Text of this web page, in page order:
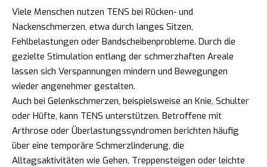
Viele Menschen nutzen TENS bei Rücken- und
Nackenschmerzen, etwa durch langes Sitzen,
Fehlbelastungen oder Bandscheibenprobleme. Durch die
gezielte Stimulation entlang der schmerzhaften Areale
lassen sich Verspannungen mindern und Bewegungen
wieder angenehmer gestalten.
Auch bei Gelenkschmerzen, beispielsweise an Knie, Schulter
oder Hüfte, kann TENS unterstützen. Betroffene mit
Arthrose oder Überlastungssyndromen berichten häufig
über eine temporäre Schmerzlinderung, die
Alltagsaktivitäten wie Gehen, Treppensteigen oder leichte